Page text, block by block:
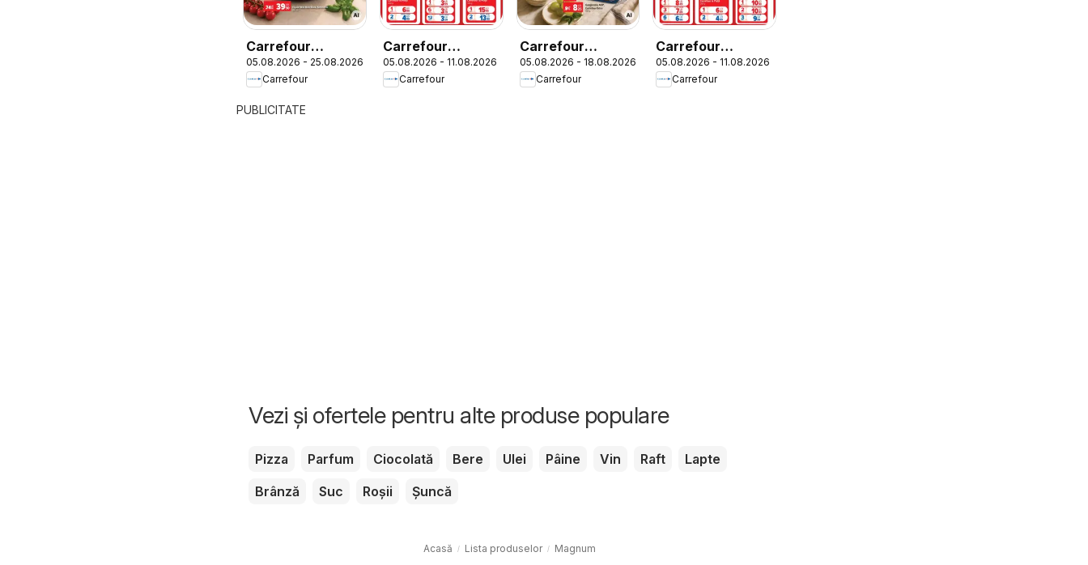
Carrefour
Catalog Nonfood
05.08.2026 - 25.08.2026
Carrefour
Carrefour
Catalog Market
05.08.2026 - 11.08.2026
Carrefour
Carrefour
Catalog Special
Italian week
05.08.2026 - 18.08.2026
Carrefour
Carrefour
Catalog
05.08.2026 - 11.08.2026
Carrefour
PUBLICITATE
Vezi și ofertele pentru alte produse populare
Pizza Parfum Ciocolată Bere Ulei Pâine Vin Raft
Lapte
Brânză
Suc Roșii Șuncă
Acasă Lista produselor Magnum